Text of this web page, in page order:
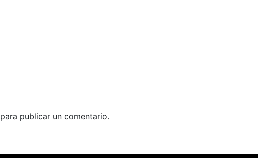
para publicar un comentario.